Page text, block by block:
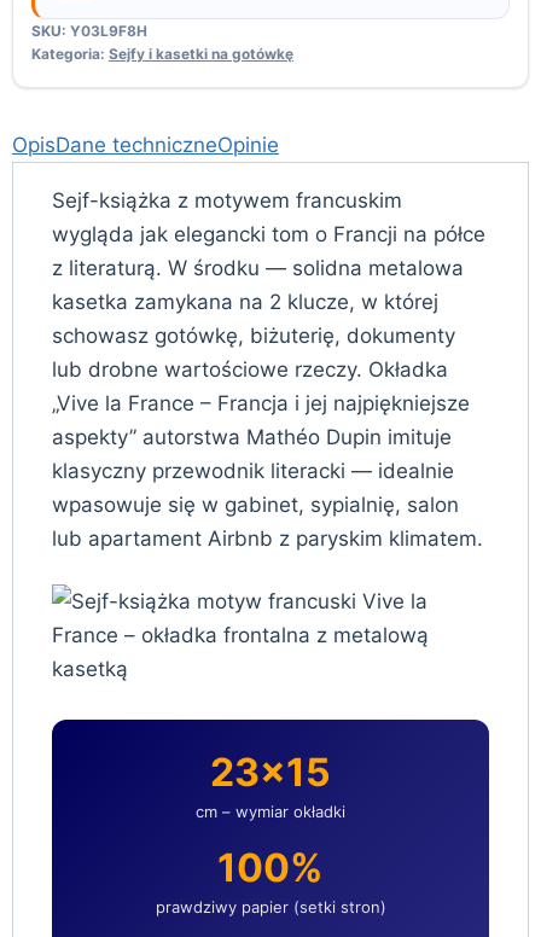
SKU: Y03L9F8H
Kategoria: Sejfy i kasetki na gotówkę
OpisDane techniczneOpinie
Sejf-książka z motywem francuskim
wygląda jak elegancki tom o Francji na półce
z literaturą. W środku — solidna metalowa
kasetka zamykana na 2 klucze, w której
schowasz gotówkę, biżuterię, dokumenty
lub drobne wartościowe rzeczy. Okładka
„Vive la France – Francja i jej najpiękniejsze
aspekty” autorstwa Mathéo Dupin imituje
klasyczny przewodnik literacki — idealnie
wpasowuje się w gabinet, sypialnię, salon
lub apartament Airbnb z paryskim klimatem.
23×15
cm – wymiar okładki
100%
prawdziwy papier (setki stron)